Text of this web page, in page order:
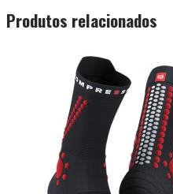
Produtos relacionados